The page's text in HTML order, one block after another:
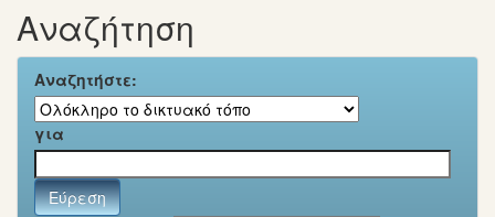
Αναζήτηση
Αναζητήστε:
για